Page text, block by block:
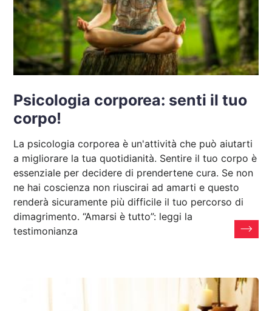
Psicologia corporea: senti il tuo
corpo!
La psicologia corporea è un'attività che può aiutarti
a migliorare la tua quotidianità. Sentire il tuo corpo è
essenziale per decidere di prendertene cura. Se non
ne hai coscienza non riuscirai ad amarti e questo
renderà sicuramente più difficile il tuo percorso di
dimagrimento. “Amarsi è tutto”: leggi la
testimonianza